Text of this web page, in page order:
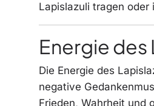
Lapislazuli tragen oder
Energie des
Die Energie des
negative
Frieden, Wahrheit und